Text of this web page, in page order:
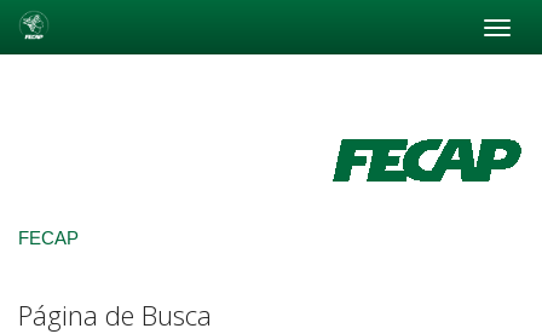
FECAP
Página de Busca